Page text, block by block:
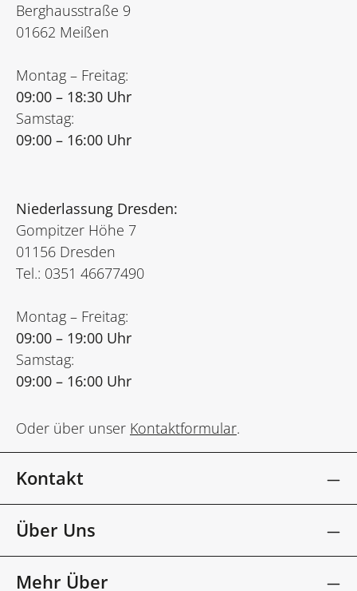
Berghausstraße 9
01662 Meißen
Montag – Freitag:
09:00 – 18:30 Uhr
Samstag:
09:00 – 16:00 Uhr
Niederlassung Dresden:
Gompitzer Höhe 7
01156 Dresden
Tel.: 0351 46677490
Montag – Freitag:
09:00 – 19:00 Uhr
Samstag:
09:00 – 16:00 Uhr
Oder über unser Kontaktformular.
Kontakt
Über Uns
Mehr Über